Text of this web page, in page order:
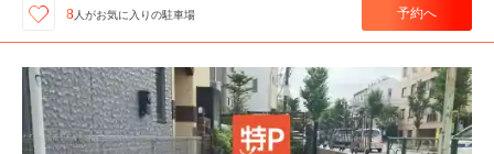
8 人がお気に入りの駐車場 予約へ